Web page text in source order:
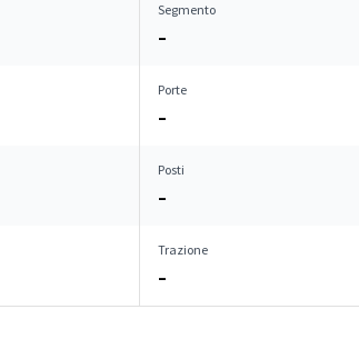
Segmento
–
Porte
–
Posti
–
Trazione
–